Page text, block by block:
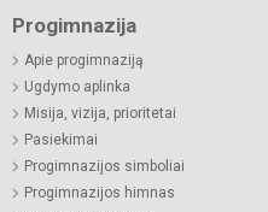
Progimnazija
Apie progimnaziją
Ugdymo aplinka
Misija, vizija, prioritetai
Pasiekimai
Progimnazijos simboliai
Progimnazijos himnas